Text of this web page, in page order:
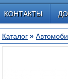
КОНТАКТЫ
Каталог »